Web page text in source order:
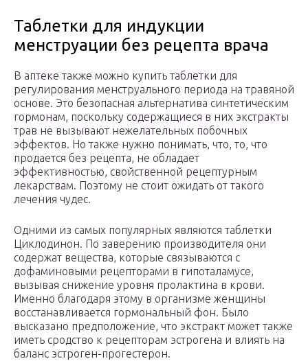
Таблетки для индукции
менструации без рецепта врача
В аптеке также можно купить таблетки для
регулирования менструального периода на травяной
основе. Это безопасная альтернатива синтетическим
гормонам, поскольку содержащиеся в них экстракты
трав не вызывают нежелательных побочных
эффектов. Но также нужно понимать, что, то, что
продается без рецепта, не обладает
эффективностью, свойственной рецептурным
лекарствам. Поэтому не стоит ожидать от такого
лечения чудес.
Одними из самых популярных являются таблетки
Циклодинон. По заверению производителя они
содержат вещества, которые связываются с
дофаминовыми рецепторами в гипоталамусе,
вызывая снижение уровня пролактина в крови.
Именно благодаря этому в организме женщины
восстанавливается гормональный фон. Было
высказано предположение, что экстракт может также
иметь сродство к рецепторам эстрогена и влиять на
баланс эстроген-прогестерон.